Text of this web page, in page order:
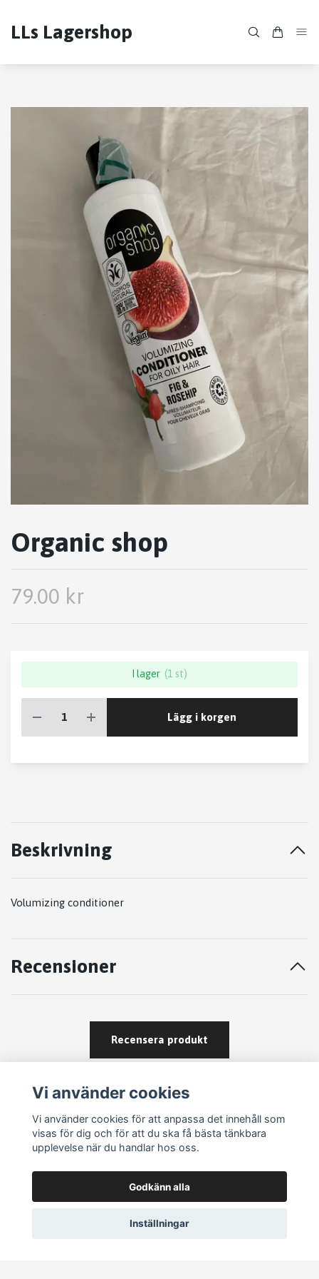
LLs Lagershop
Organic shop
79.00 kr
I lager (1 st)
Lägg i korgen
Beskrivning
Volumizing conditioner
Recensioner
Recensera produkt
Om köp och returer
Vi använder cookies
Vi använder cookies för att anpassa det innehåll som
visas för dig och för att du ska få bästa tänkbara
upplevelse när du handlar hos oss.
Godkänn alla
Inställningar